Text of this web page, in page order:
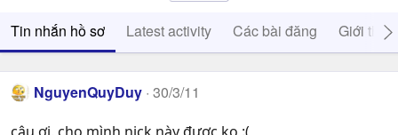
Tin nhắn hồ sơ Latest activity Các bài đăng Giới thiệu
NguyenQuyDuy 30/3/11